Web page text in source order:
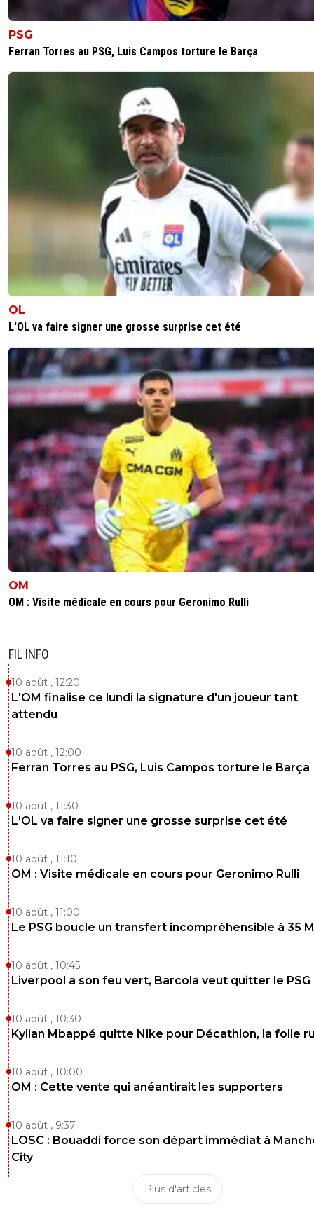
il a joué a barcelone c est un tres bon joueur
0+ Répondre
rozay69-berto
Salut GB, Je ne sais pas hein .. Parce que les
formé a Barcelone jusqu'a la fin de leur
n'ont pas souvent pu s'adapter ailleur ^^ Je vois
Crosas (evidemment), Gio Dos Santos, Bojan
pas percer a la Roma hmm je ne sais pas ^^
dans le jeu en 1 touche de balle et dans les ptit
crochet il est énorme mais il n'a pas un tres
volume de jeu je trouve
0+ Répondre
05 novembre 2012 à 21:34 +0
ça sent le flop plûtot
PSG
Ferran Torres au PSG, Luis Campos torture le Barça
OL
L'OL va faire signer une grosse surprise cet été
OM
OM : Visite médicale en cours pour Geronimo Rulli
FIL INFO
10 août , 12:20
L'OM finalise ce lundi la signature d'un joueur tant
attendu
10 août , 12:00
Ferran Torres au PSG, Luis Campos torture le Barça
10 août , 11:30
L'OL va faire signer une grosse surprise cet été
10 août , 11:10
OM : Visite médicale en cours pour Geronimo Rulli
10 août , 11:00
Le PSG boucle un transfert incompréhensible à 35
10 août , 10:45
Liverpool a son feu vert, Barcola veut quitter le PSG
10 août , 10:30
Kylian Mbappé quitte Nike pour Décathlon, la folle
10 août , 10:00
OM : Cette vente qui anéantirait les supporters
10 août , 9:37
LOSC : Bouaddi force son départ immédiat à
City
Plus d'articles